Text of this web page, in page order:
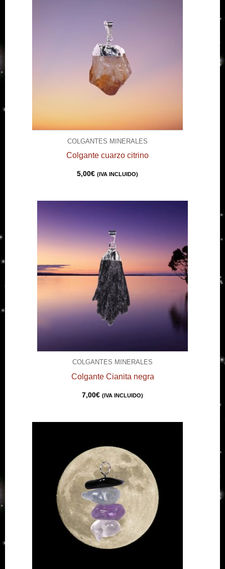
COLGANTES MINERALES
Colgante cuarzo citrino
5,00€ (IVA INCLUIDO)
COLGANTES MINERALES
Colgante Cianita negra
7,00€ (IVA INCLUIDO)